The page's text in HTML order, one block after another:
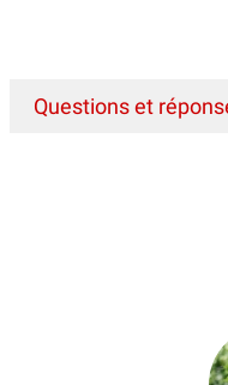
Questions et